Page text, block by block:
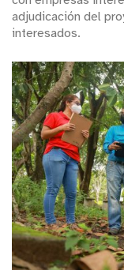
adjudicación del
interesados.